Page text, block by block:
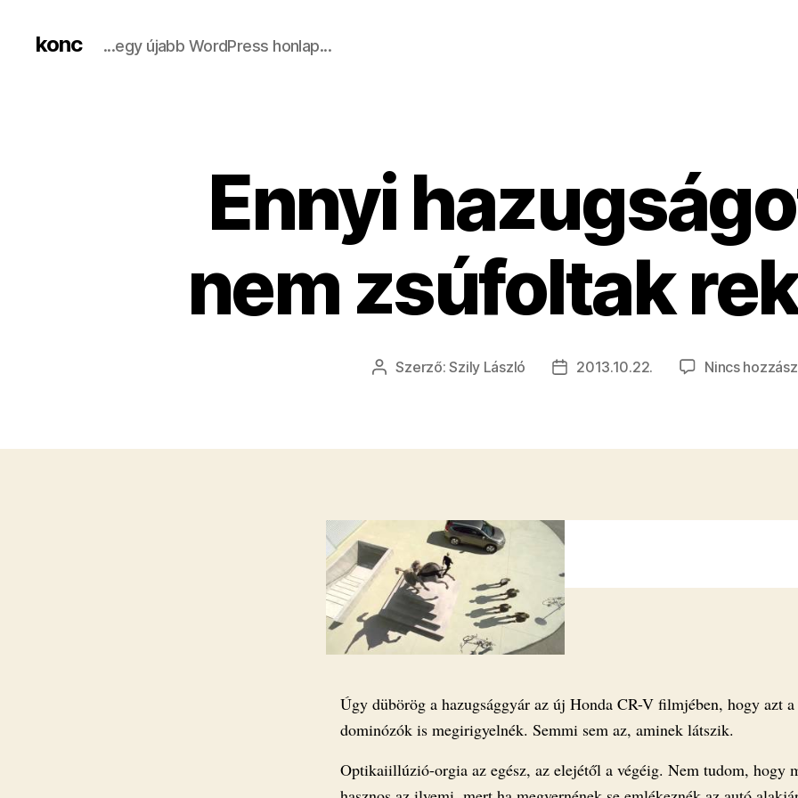
konc ...egy újabb WordPress honlap...
Ennyi
nem zsúfoltak
Bejegyzés
Szerző:Szily László
Bejegyzés
2013.10.22. Nincs
Úgy dübörög a hazugsággyár az új Honda CR-V filmjében, hogy azt
dominózók is megirigyelnék. Semmi sem az, aminek látszik.
Optikaiillúzió-orgia az egész, az elejétől a végéig. Nem tudom, hogy